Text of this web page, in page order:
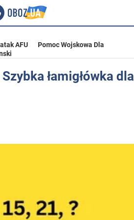
AFU
Pomoc Wojskowa Dla
łamigłówka dla